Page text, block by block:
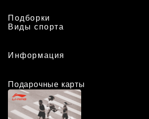
Подборки
Виды спорта
Информация
Подарочные карты